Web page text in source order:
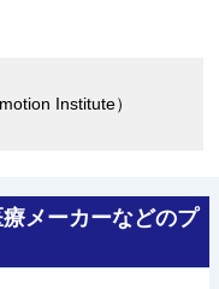
Institute）
メーカーなどのプ